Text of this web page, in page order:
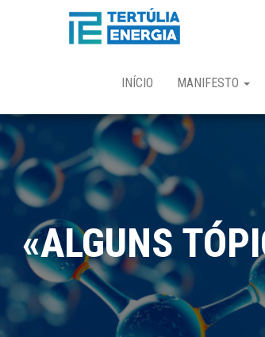
Tertúlia
Energia
para a
e
pós-covid 19
INÍCIO MANIFESTO
«ALGUNS